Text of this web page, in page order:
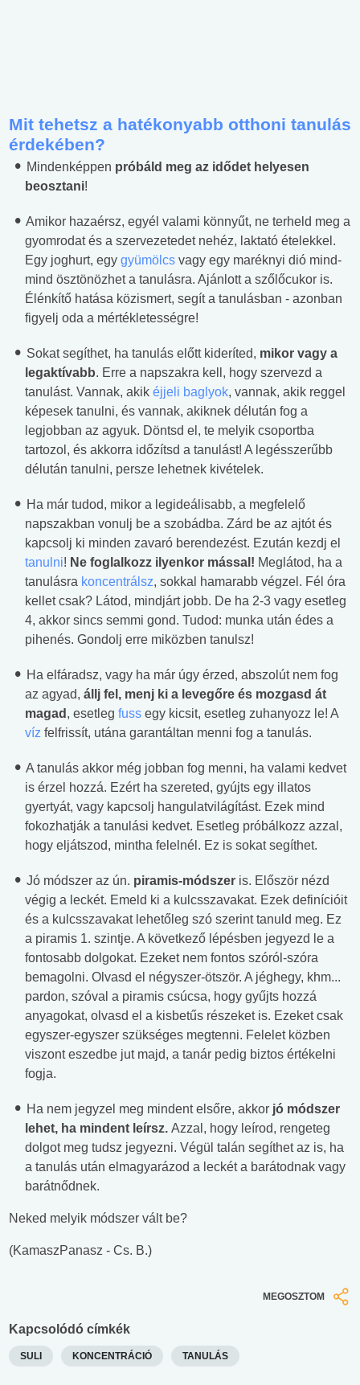
Mit tehetsz a hatékonyabb otthoni tanulás
érdekében?
Mindenképpen próbáld meg az idődet helyesen
beosztani!
Amikor hazaérsz, egyél valami könnyűt, ne terheld meg a
gyomrodat és a szervezetedet nehéz, laktató ételekkel.
Egy joghurt, egy gyümölcs vagy egy maréknyi dió mind-
mind ösztönözhet a tanulásra. Ajánlott a szőlőcukor is.
Élénkítő hatása közismert, segít a tanulásban - azonban
figyelj oda a mértékletességre!
Sokat segíthet, ha tanulás előtt kideríted, mikor vagy a
legaktívabb. Erre a napszakra kell, hogy szervezd a
tanulást. Vannak, akik éjjeli baglyok, vannak, akik reggel
képesek tanulni, és vannak, akiknek délután fog a
legjobban az agyuk. Döntsd el, te melyik csoportba
tartozol, és akkorra időzítsd a tanulást! A legésszerűbb
délután tanulni, persze lehetnek kivételek.
Ha már tudod, mikor a legideálisabb, a megfelelő
napszakban vonulj be a szobádba. Zárd be az ajtót és
kapcsolj ki minden zavaró berendezést. Ezután kezdj el
tanulni! Ne foglalkozz ilyenkor mással! Meglátod, ha a
tanulásra koncentrálsz, sokkal hamarabb végzel. Fél óra
kellet csak? Látod, mindjárt jobb. De ha 2-3 vagy esetleg
4, akkor sincs semmi gond. Tudod: munka után édes a
pihenés. Gondolj erre miközben tanulsz!
Ha elfáradsz, vagy ha már úgy érzed, abszolút nem fog
az agyad, állj fel, menj ki a levegőre és mozgasd át
magad , esetleg fuss egy kicsit, esetleg zuhanyozz le! A
víz felfrissít, utána garantáltan menni fog a tanulás.
A tanulás akkor még jobban fog menni, ha valami kedvet
is érzel hozzá. Ezért ha szereted, gyújts egy illatos
gyertyát, vagy kapcsolj hangulatvilágítást. Ezek mind
fokozhatják a tanulási kedvet. Esetleg próbálkozz azzal,
hogy eljátszod, mintha felelnél. Ez is sokat segíthet.
Jó módszer az ún. piramis-módszer is. Először nézd
végig a leckét. Emeld ki a kulcsszavakat. Ezek definícióit
és a kulcsszavakat lehetőleg szó szerint tanuld meg. Ez
a piramis 1. szintje. A következő lépésben jegyezd le a
fontosabb dolgokat. Ezeket nem fontos szóról-szóra
bemagolni. Olvasd el négyszer-ötször. A jéghegy, khm...
pardon, szóval a piramis csúcsa, hogy gyűjts hozzá
anyagokat, olvasd el a kisbetűs részeket is. Ezeket csak
egyszer-egyszer szükséges megtenni. Felelet közben
viszont eszedbe jut majd, a tanár pedig biztos értékelni
fogja.
Ha nem jegyzel meg mindent elsőre, akkor jó módszer
lehet, ha mindent leírsz. Azzal, hogy leírod, rengeteg
dolgot meg tudsz jegyezni. Végül talán segíthet az is, ha
a tanulás után elmagyarázod a leckét a barátodnak vagy
barátnődnek.
Neked melyik módszer vált be?
(KamaszPanasz - Cs. B.)
MEGOSZTOM
Kapcsolódó címkék
SULI KONCENTRÁCIÓ TANULÁS